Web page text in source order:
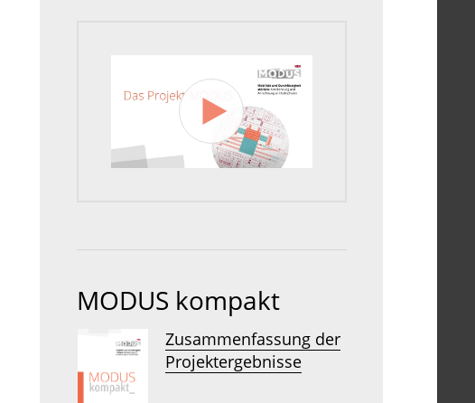
MODUS kompakt
Zusammenfassung der
Projektergebnisse